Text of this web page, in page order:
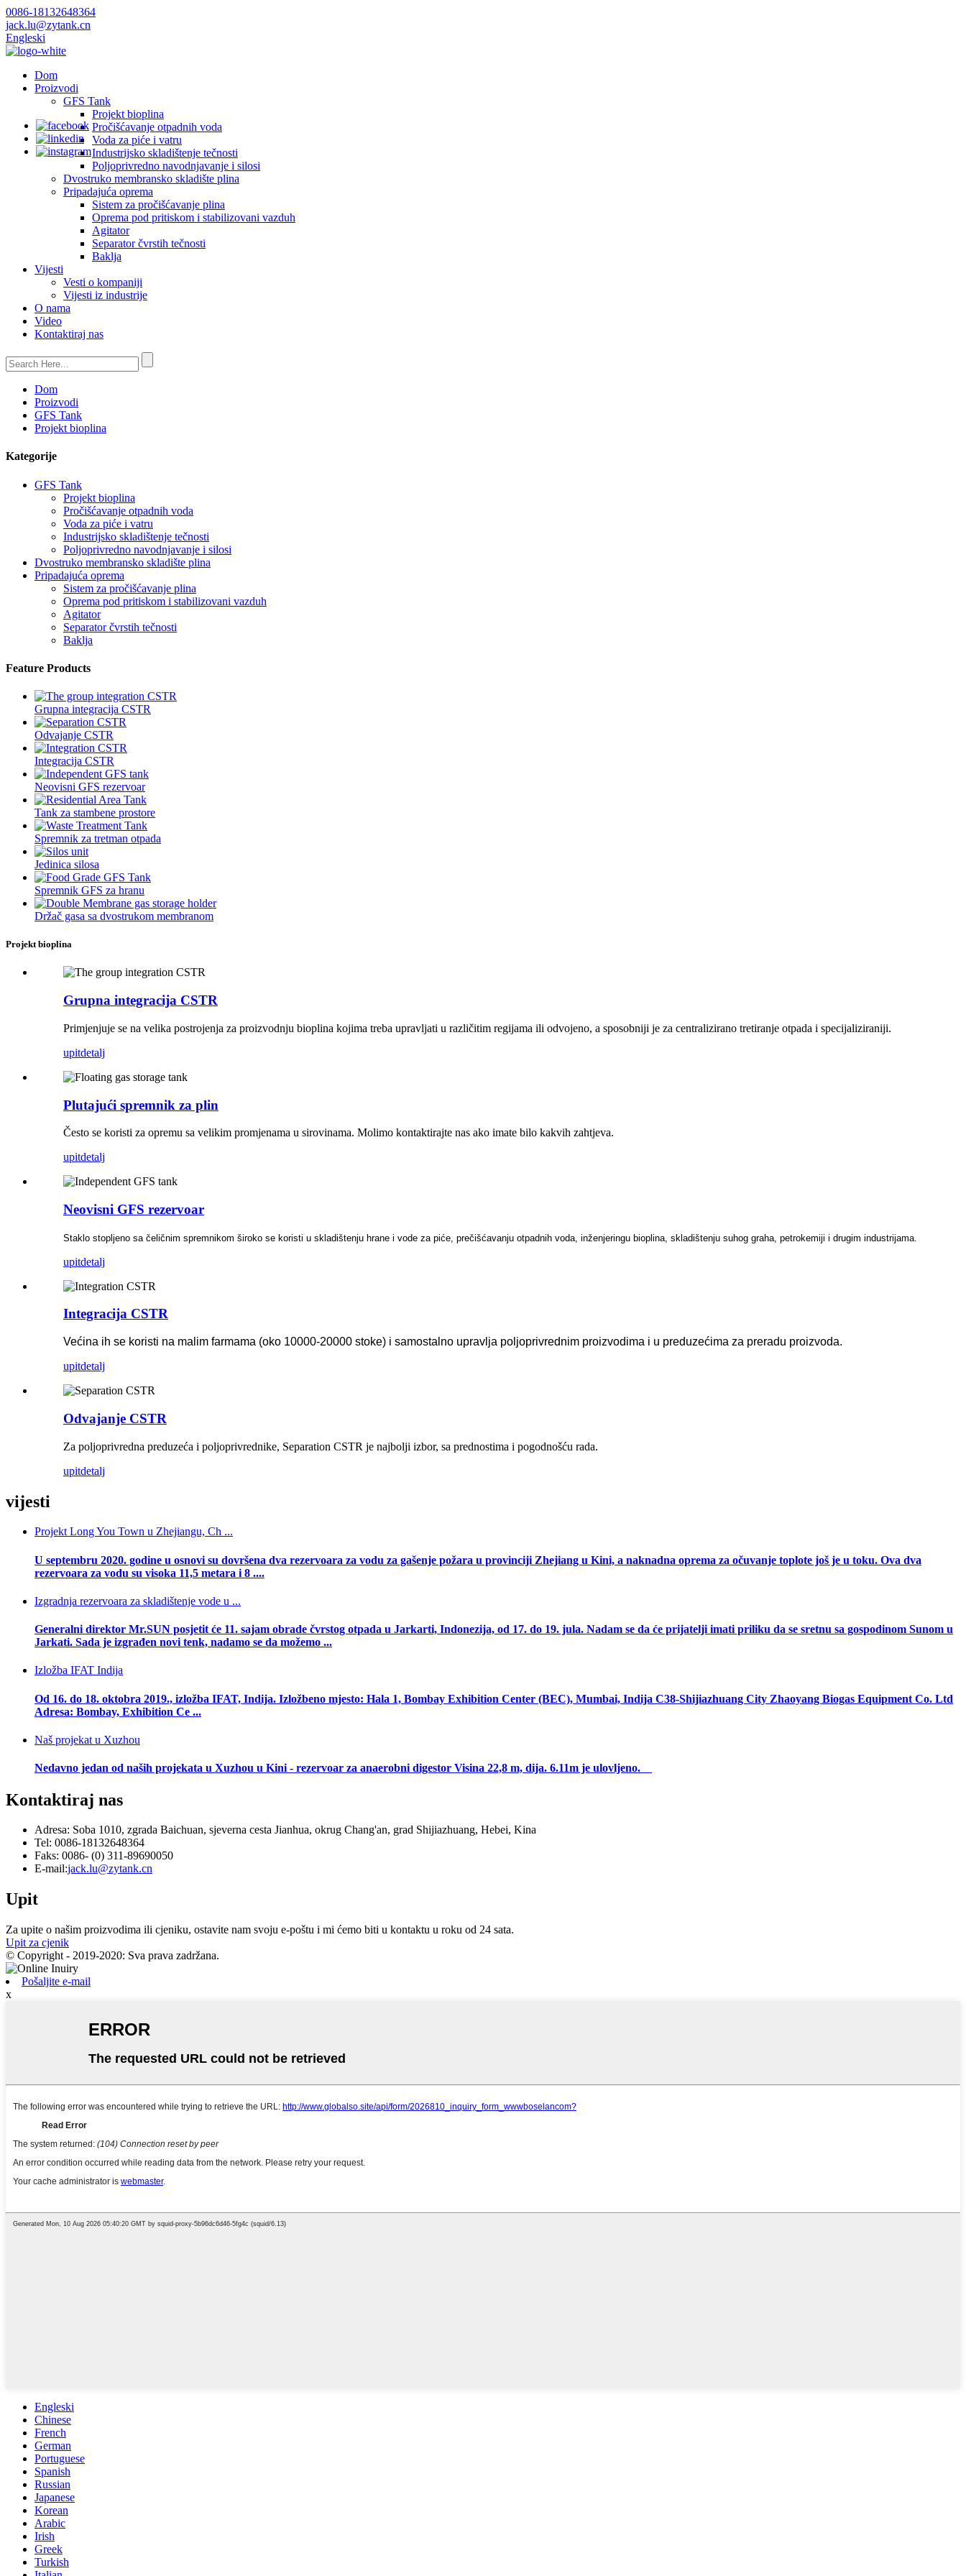
0086-18132648364
jack.lu@zytank.cn
Engleski
Dom
Proizvodi
GFS Tank
Projekt bioplina
Pročišćavanje otpadnih voda
Voda za piće i vatru
Industrijsko skladištenje tečnosti
Poljoprivredno navodnjavanje i silosi
Dvostruko membransko skladište plina
Pripadajuća oprema
Sistem za pročišćavanje plina
Oprema pod pritiskom i stabilizovani vazduh
Agitator
Separator čvrstih tečnosti
Baklja
Vijesti
Vesti o kompaniji
Vijesti iz industrije
O nama
Video
Kontaktiraj nas
Dom
Proizvodi
GFS Tank
Projekt bioplina
Kategorije
GFS Tank
Projekt bioplina
Pročišćavanje otpadnih voda
Voda za piće i vatru
Industrijsko skladištenje tečnosti
Poljoprivredno navodnjavanje i silosi
Dvostruko membransko skladište plina
Pripadajuća oprema
Sistem za pročišćavanje plina
Oprema pod pritiskom i stabilizovani vazduh
Agitator
Separator čvrstih tečnosti
Baklja
Feature Products
Grupna integracija CSTR
Odvajanje CSTR
Integracija CSTR
Neovisni GFS rezervoar
Tank za stambene prostore
Spremnik za tretman otpada
Jedinica silosa
Spremnik GFS za hranu
Držač gasa sa dvostrukom membranom
Projekt bioplina
Grupna integracija CSTR
Primjenjuje se na velika postrojenja za proizvodnju bioplina kojima treba upravljati u različitim regijama ili odvojeno, a sposobniji je za centralizirano tretiranje otpada i specijaliziraniji.
upitdetalj
Plutajući spremnik za plin
Često se koristi za opremu sa velikim promjenama u sirovinama. Molimo kontaktirajte nas ako imate bilo kakvih zahtjeva.
upitdetalj
Neovisni GFS rezervoar
Staklo stopljeno sa čeličnim spremnikom široko se koristi u skladištenju hrane i vode za piće, prečišćavanju otpadnih voda, inženjeringu bioplina, skladištenju suhog graha, petrokemiji i drugim industrijama.
upitdetalj
Integracija CSTR
Većina ih se koristi na malim farmama (oko 10000-20000 stoke) i samostalno upravlja poljoprivrednim proizvodima i u preduzećima za preradu proizvoda.
upitdetalj
Odvajanje CSTR
Za poljoprivredna preduzeća i poljoprivrednike, Separation CSTR je najbolji izbor, sa prednostima i pogodnošću rada.
upitdetalj
vijesti
Projekt Long You Town u Zhejiangu, Ch ...
U septembru 2020. godine u osnovi su dovršena dva rezervoara za vodu za gašenje požara u provinciji Zhejiang u Kini, a naknadna oprema za očuvanje toplote još je u toku. Ova dva
rezervoara za vodu su visoka 11,5 metara i 8 ....
Izgradnja rezervoara za skladištenje vode u ...
Generalni direktor Mr.SUN posjetit će 11. sajam obrade čvrstog otpada u Jarkarti, Indonezija, od 17. do 19. jula. Nadam se da će prijatelji imati priliku da se sretnu sa gospodinom Sunom u
Jarkati. Sada je izgrađen novi tenk, nadamo se da možemo ...
Izložba IFAT Indija
Od 16. do 18. oktobra 2019., izložba IFAT, Indija. Izložbeno mjesto: Hala 1, Bombay Exhibition Center (BEC), Mumbai, Indija C38-Shijiazhuang City Zhaoyang Biogas Equipment Co. Ltd
Adresa: Bombay, Exhibition Ce ...
Naš projekat u Xuzhou
Nedavno jedan od naših projekata u Xuzhou u Kini - rezervoar za anaerobni digestor Visina 22,8 m, dija. 6.11m je ulovljeno.
Kontaktiraj nas
Adresa: Soba 1010, zgrada Baichuan, sjeverna cesta Jianhua, okrug Chang'an, grad Shijiazhuang, Hebei, Kina
Tel: 0086-18132648364
Faks: 0086- (0) 311-89690050
E-mail:jack.lu@zytank.cn
Upit
Za upite o našim proizvodima ili cjeniku, ostavite nam svoju e-poštu i mi ćemo biti u kontaktu u roku od 24 sata.
Upit za cjenik
© Copyright - 2019-2020: Sva prava zadržana.
Pošaljite e-mail
x
Engleski
Chinese
French
German
Portuguese
Spanish
Russian
Japanese
Korean
Arabic
Irish
Greek
Turkish